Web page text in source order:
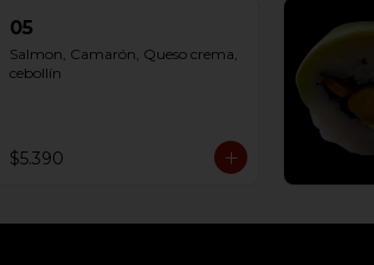
05
Salmon, Camarón, Queso crema,
cebollín
$5.390